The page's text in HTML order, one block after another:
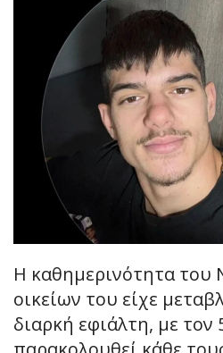
Η καθημερινότητα του
οικείων του είχε
διαρκή εφιάλτη, με